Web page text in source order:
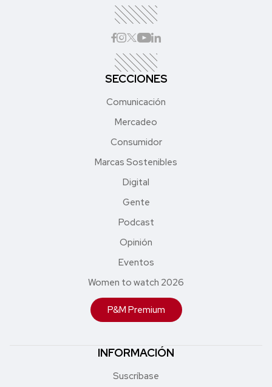
SECCIONES
Comunicación
Mercadeo
Consumidor
Marcas Sostenibles
Digital
Gente
Podcast
Opinión
Eventos
Women to watch 2026
P&M Premium
INFORMACIÓN
Suscríbase